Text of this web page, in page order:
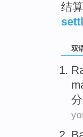
结
双